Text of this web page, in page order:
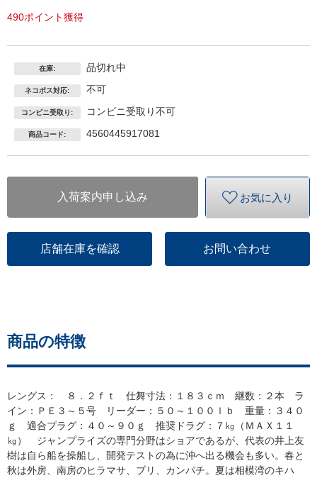
490ポイント獲得
在庫: 品切れ中
ネコポス対応: 不可
コンビニ受取り: コンビニ受取り不可
商品コード: 4560445917081
入荷案内申し込み お気に入り
店舗在庫を確認 お問い合わせ
商品の特徴
レングス： ８．２ｆｔ 仕舞寸法：１８３ｃｍ 継数：２本 ラ
イン：ＰＥ３～５号 リーダー：５０～１００ｌｂ 重量：３４０
ｇ 適合プラグ：４０～９０ｇ 推奨ドラグ：７㎏（ＭＡＸ１１
㎏） ジャンプライズの専門分野はショアであるが、代表の井上友
樹は自ら船を操船し、開発テストの為に沖へ出る機会も多い。春と
秋は外房、南房のヒラマサ、ブリ、カンパチ。夏は相模湾のキハ